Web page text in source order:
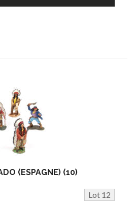
(ESPAGNE) (10)
Lot 12